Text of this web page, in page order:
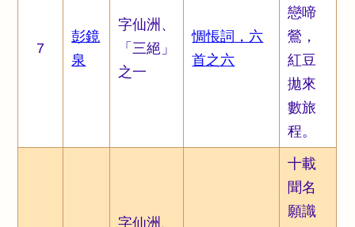
7
彭鏡
泉
字仙洲、
「三絕」
之一
惆悵詞，六
首之六
戀啼
鶯，
紅豆
拋來
數旅
程。
字仙洲、
十載
聞名
願識